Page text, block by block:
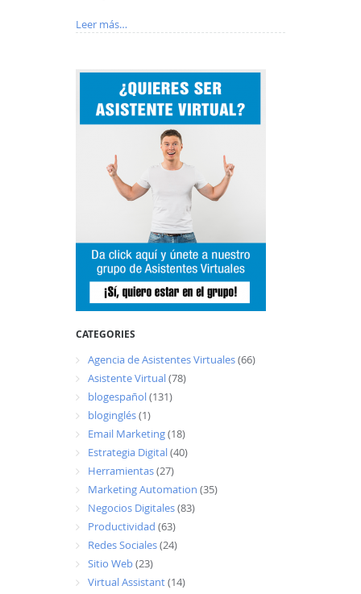
Leer más…
CATEGORIES
Agencia de Asistentes Virtuales(66)
Asistente Virtual(78)
blogespañol(131)
bloginglés(1)
Email Marketing(18)
Estrategia Digital(40)
Herramientas(27)
Marketing Automation (35)
Negocios Digitales(83)
Productividad (63)
Redes Sociales(24)
Sitio Web(23)
Virtual Assistant(14)